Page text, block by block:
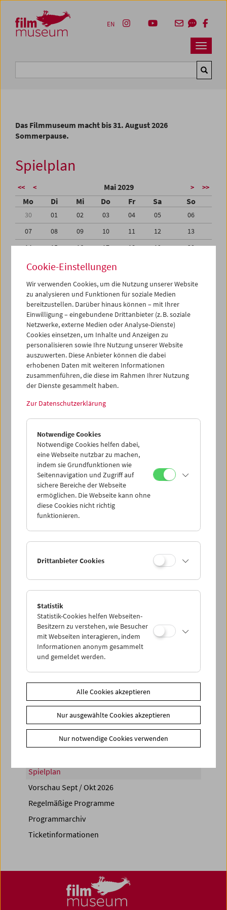
Zum Inhalt
Zum Hauptmenü
Zur Servicenavigation
Zum Suche
Navbar
EN
Das Filmmuseum macht bis 31. August 2026
Sommerpause.
Spielplan
<< < Mai 2029 > >>
Mo Di Mi Do Fr Sa So
30 01 02 03 04 05
06
07
08 09 10 11 12
13
14
15 16 17 18 19
20
21
22 23 24
28
30 01
03
04
05 06 07 08 09
iCalender
Programmheft-PDF
English language or subtitles
< Vorherige Woche
Mo 28.5.
Di 29.5.
Mi 30.5.
Do 31.5.
Sa 2.6.
PROGRAMM ÜBERBLICK
Share on
Spielplan
Vorschau Sept / Okt 2026
Regelmäßige Programme
Programmarchiv
Ticketinformationen
Cookie-Einstellungen
Wir verwenden Cookies, um die Nutzung unserer Website
zu analysieren und Funktionen für soziale Medien
bereitzustellen. Darüber hinaus können – mit Ihrer
Einwilligung – eingebundene Drittanbieter (z. B. soziale
Netzwerke, externe Medien oder Analyse-Dienste)
Cookies einsetzen, um Inhalte und Anzeigen zu
personalisieren sowie Ihre Nutzung unserer Website
auszuwerten. Diese Anbieter können die dabei
erhobenen Daten mit weiteren Informationen
zusammenführen, die diese im Rahmen Ihrer Nutzung
der Dienste gesammelt haben.
Zur Datenschutzerklärung
Notwendige Cookies
Notwendige Cookies helfen dabei,
eine Webseite nutzbar zu machen,
indem sie Grundfunktionen wie
Seitennavigation und Zugriff auf
sichere Bereiche der Webseite
ermöglichen. Die Webseite kann ohne
diese Cookies nicht richtig
funktionieren.
Drittanbieter Cookies
Statistik
Statistik-Cookies helfen Webseiten-
Besitzern zu verstehen, wie Besucher
mit Webseiten interagieren, indem
Informationen anonym gesammelt
und gemeldet werden.
Alle Cookies akzeptieren
Nur ausgewählte Cookies akzeptieren
Nur notwendige Cookies verwenden